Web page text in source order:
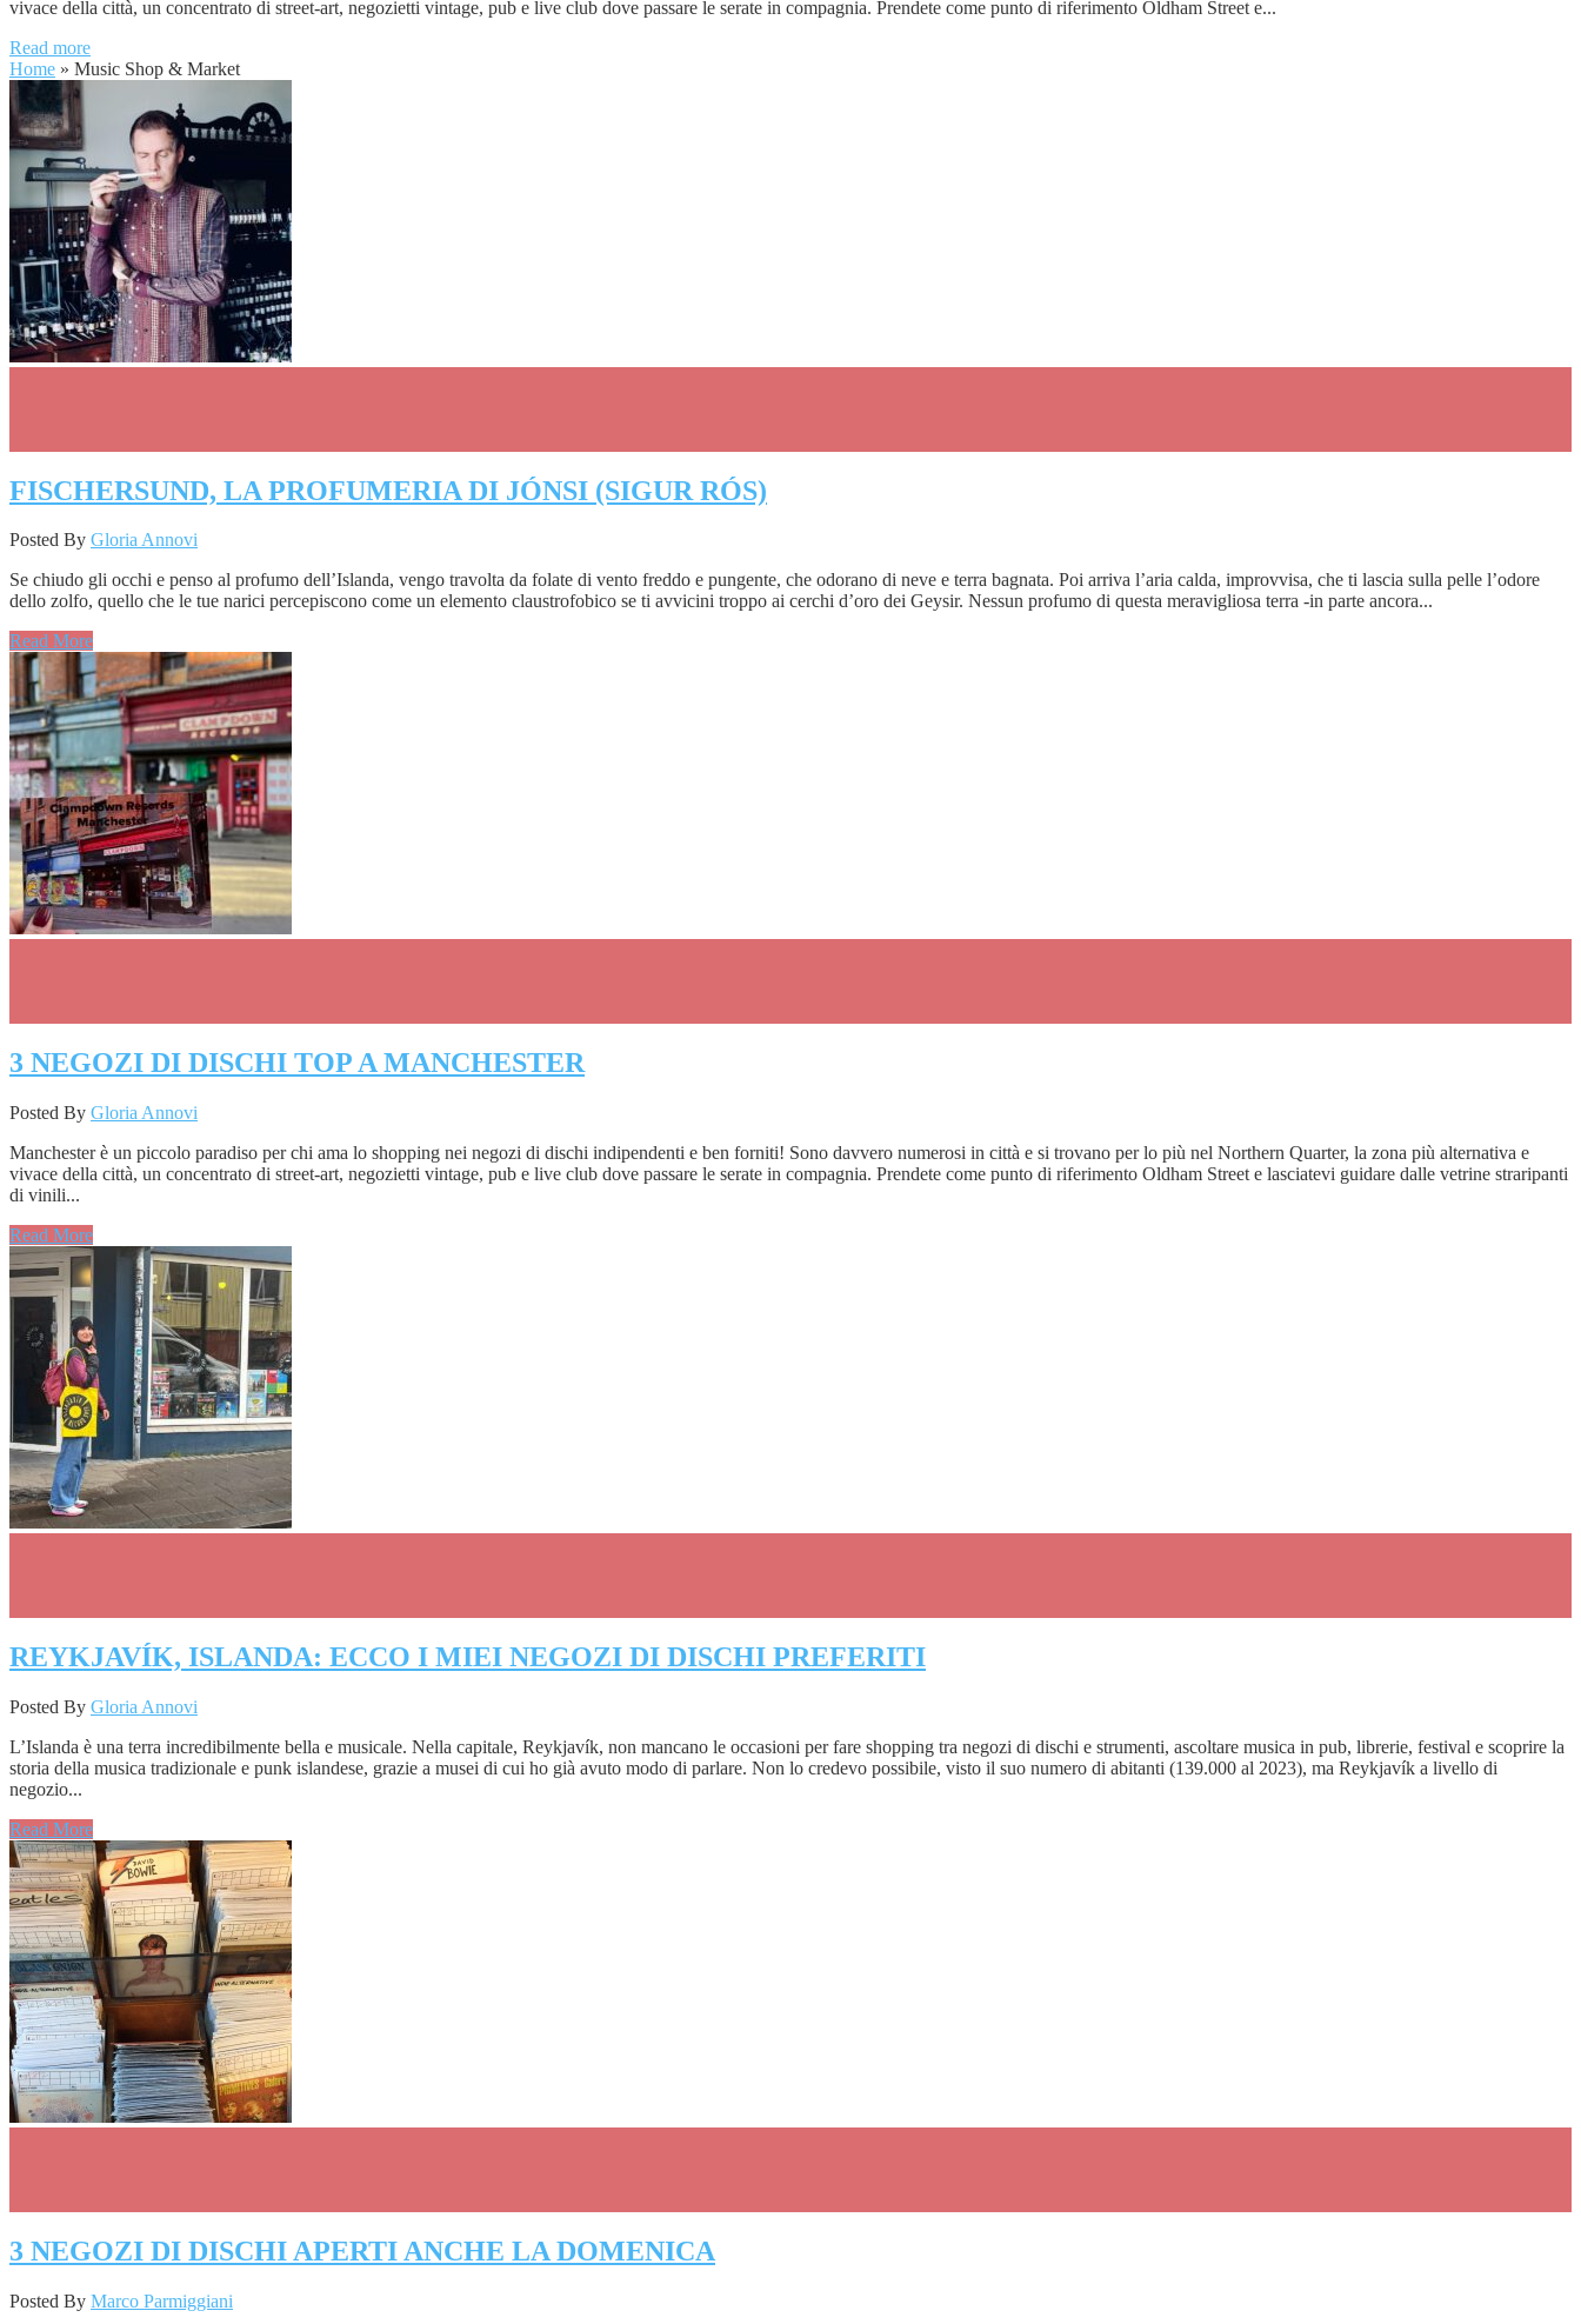
vivace della città, un concentrato di street-art, negozietti vintage, pub e live club dove passare le serate in compagnia. Prendete come punto di riferimento Oldham Street e...
Read more
Home » Music Shop & Market
FISCHERSUND, LA PROFUMERIA DI JÓNSI (SIGUR RÓS)
Posted By Gloria Annovi
Se chiudo gli occhi e penso al profumo dell’Islanda, vengo travolta da folate di vento freddo e pungente, che odorano di neve e terra bagnata. Poi arriva l’aria calda, improvvisa, che ti lascia sulla pelle l’odore
dello zolfo, quello che le tue narici percepiscono come un elemento claustrofobico se ti avvicini troppo ai cerchi d’oro dei Geysir. Nessun profumo di questa meravigliosa terra -in parte ancora...
Read More
3 NEGOZI DI DISCHI TOP A MANCHESTER
Posted By Gloria Annovi
Manchester è un piccolo paradiso per chi ama lo shopping nei negozi di dischi indipendenti e ben forniti! Sono davvero numerosi in città e si trovano per lo più nel Northern Quarter, la zona più alternativa e
vivace della città, un concentrato di street-art, negozietti vintage, pub e live club dove passare le serate in compagnia. Prendete come punto di riferimento Oldham Street e lasciatevi guidare dalle vetrine straripanti
di vinili...
Read More
REYKJAVÍK, ISLANDA: ECCO I MIEI NEGOZI DI DISCHI PREFERITI
Posted By Gloria Annovi
L’Islanda è una terra incredibilmente bella e musicale. Nella capitale, Reykjavík, non mancano le occasioni per fare shopping tra negozi di dischi e strumenti, ascoltare musica in pub, librerie, festival e scoprire la
storia della musica tradizionale e punk islandese, grazie a musei di cui ho già avuto modo di parlare. Non lo credevo possibile, visto il suo numero di abitanti (139.000 al 2023), ma Reykjavík a livello di
negozio...
Read More
3 NEGOZI DI DISCHI APERTI ANCHE LA DOMENICA
Posted By Marco Parmiggiani